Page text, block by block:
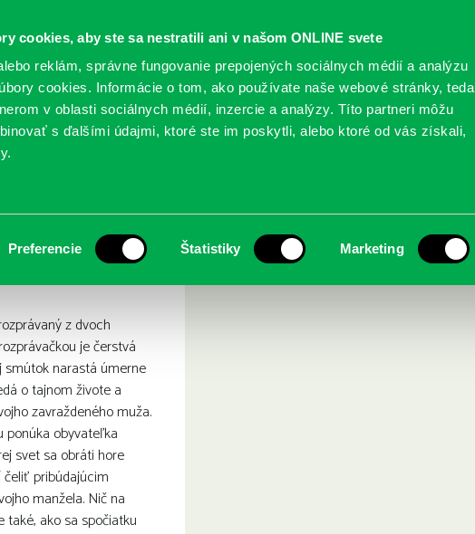
cookies, aby ste sa nestratili ani v našom ONLINE svete
reklám, správne fungovanie prepojených sociálnych médií a analýzu
cookies. Informácie o tom, ako používate naše webové stránky, teda
v oblasti sociálnych médií, inzercie a analýzy. Títo partneri môžu
s ďalšími údajmi, ktoré ste im poskytli, alebo ktoré od vás získali,
Preferencie Štatistiky Marketing
SLUŽBY PODUJATIA POBOČKY O KNIŽNICI
a vdova
z dvoch
je čerstvá
narastá úmerne
o tajnom živote a
zavraždeného muža.
ponúka obyvateľka
svet sa obráti hore
pribúdajúcim
manžela. Nič na
také, ako sa spočiatku